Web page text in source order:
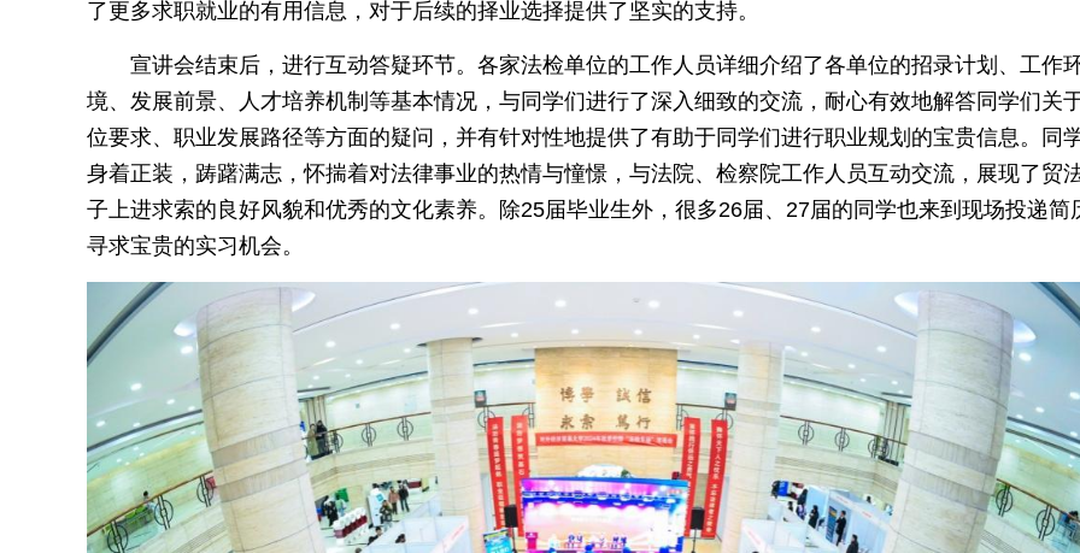
了更多求职就业的有用信息，对于后续的择业选择提供了坚实的支持。
宣讲会结束后，进行互动答疑环节。各家法检单位的工作人员详细介绍了各单位的招录计划、工作
境、发展前景、人才培养机制等基本情况，与同学们进行了深入细致的交流，耐心有效地解答同学们关
位要求、职业发展路径等方面的疑问，并有针对性地提供了有助于同学们进行职业规划的宝贵信息。同
身着正装，踌躇满志，怀揣着对法律事业的热情与憧憬，与法院、检察院工作人员互动交流，展现了贸
子上进求索的良好风貌和优秀的文化素养。除25届毕业生外，很多26届、27届的同学也来到现场投递简
寻求宝贵的实习机会。